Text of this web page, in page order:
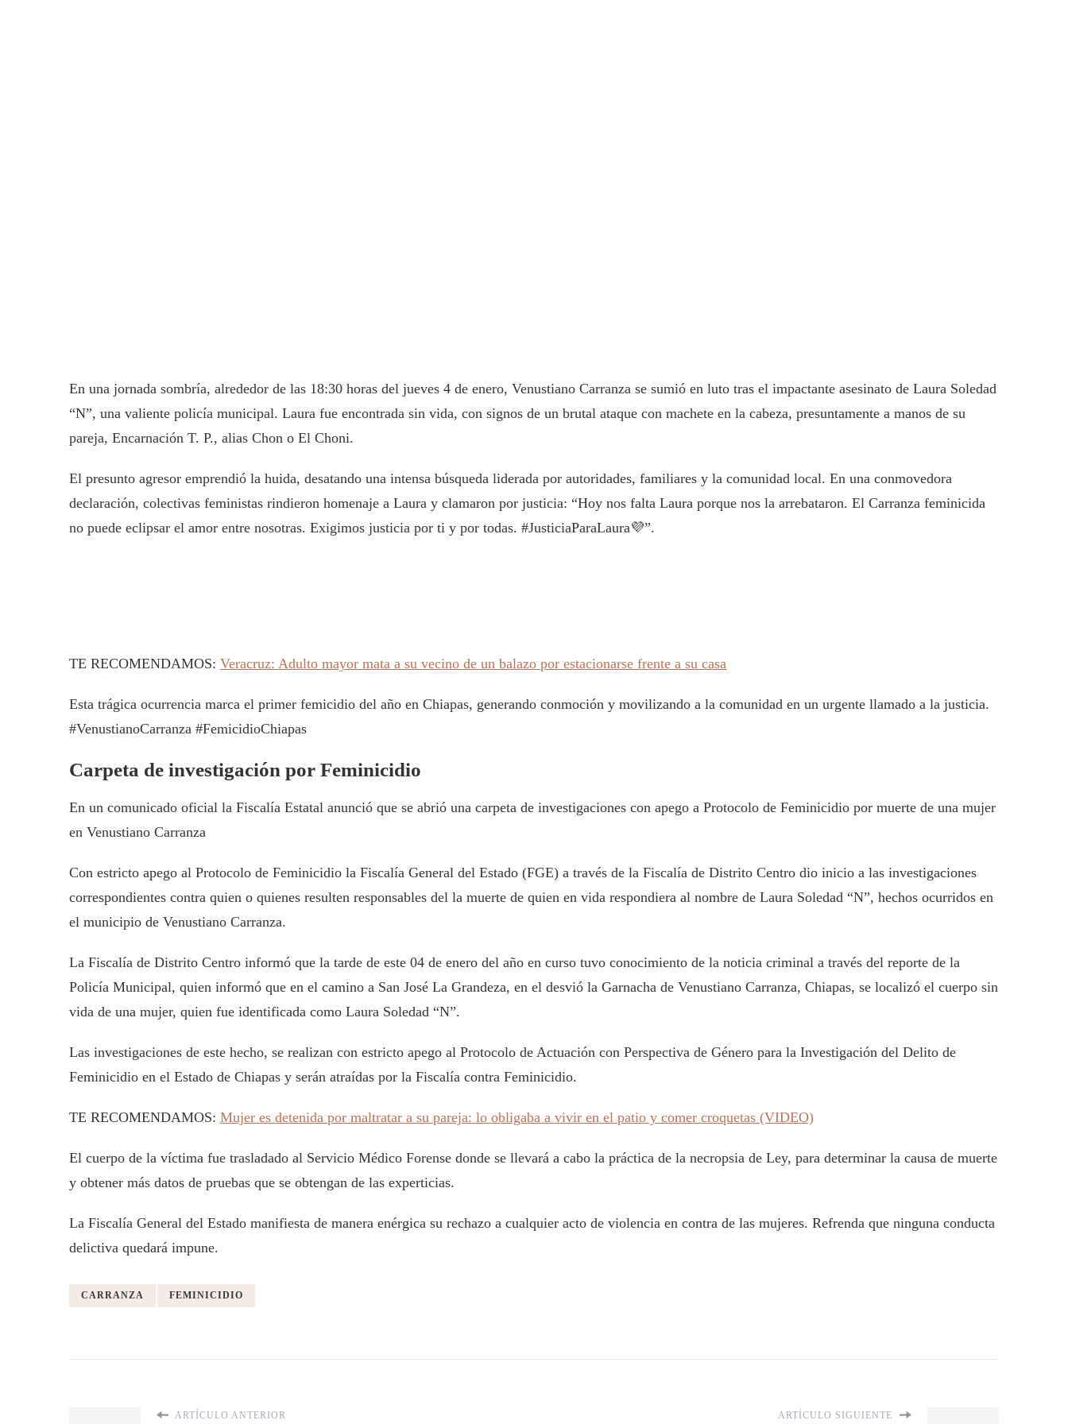
En una jornada sombría, alrededor de las 18:30 horas del jueves 4 de enero, Venustiano Carranza se sumió en luto tras el impactante asesinato de Laura Soledad
“N”, una valiente policía municipal. Laura fue encontrada sin vida, con signos de un brutal ataque con machete en la cabeza, presuntamente a manos de su
pareja, Encarnación T. P., alias Chon o El Choni.
El presunto agresor emprendió la huida, desatando una intensa búsqueda liderada por autoridades, familiares y la comunidad local. En una conmovedora
declaración, colectivas feministas rindieron homenaje a Laura y clamaron por justicia: “Hoy nos falta Laura porque nos la arrebataron. El Carranza feminicida
no puede eclipsar el amor entre nosotras. Exigimos justicia por ti y por todas. #JusticiaParaLaura💜”.
TE RECOMENDAMOS: Veracruz: Adulto mayor mata a su vecino de un balazo por estacionarse frente a su casa
Esta trágica ocurrencia marca el primer femicidio del año en Chiapas, generando conmoción y movilizando a la comunidad en un urgente llamado a la justicia.
#VenustianoCarranza #FemicidioChiapas
Carpeta de investigación por Feminicidio
En un comunicado oficial la Fiscalía Estatal anunció que se abrió una carpeta de investigaciones con apego a Protocolo de Feminicidio por muerte de una mujer
en Venustiano Carranza
Con estricto apego al Protocolo de Feminicidio la Fiscalía General del Estado (FGE) a través de la Fiscalía de Distrito Centro dio inicio a las investigaciones
correspondientes contra quien o quienes resulten responsables del la muerte de quien en vida respondiera al nombre de Laura Soledad “N”, hechos ocurridos en
el municipio de Venustiano Carranza.
La Fiscalía de Distrito Centro informó que la tarde de este 04 de enero del año en curso tuvo conocimiento de la noticia criminal a través del reporte de la
Policía Municipal, quien informó que en el camino a San José La Grandeza, en el desvió la Garnacha de Venustiano Carranza, Chiapas, se localizó el cuerpo sin
vida de una mujer, quien fue identificada como Laura Soledad “N”.
Las investigaciones de este hecho, se realizan con estricto apego al Protocolo de Actuación con Perspectiva de Género para la Investigación del Delito de
Feminicidio en el Estado de Chiapas y serán atraídas por la Fiscalía contra Feminicidio.
TE RECOMENDAMOS: Mujer es detenida por maltratar a su pareja: lo obligaba a vivir en el patio y comer croquetas (VIDEO)
El cuerpo de la víctima fue trasladado al Servicio Médico Forense donde se llevará a cabo la práctica de la necropsia de Ley, para determinar la causa de muerte
y obtener más datos de pruebas que se obtengan de las experticias.
La Fiscalía General del Estado manifiesta de manera enérgica su rechazo a cualquier acto de violencia en contra de las mujeres. Refrenda que ninguna conducta
delictiva quedará impune.
CARRANZA FEMINICIDIO
ARTÍCULO ANTERIOR ARTÍCULO SIGUIENTE